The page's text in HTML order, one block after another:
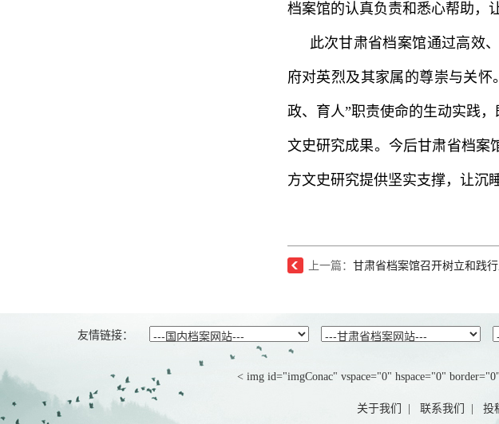
档案馆的认真负责和悉心帮助，
此次甘肃省档案馆通过高效
府对英烈及其家属的尊崇与关
政、育人”职责使命的生动实践
文史研究成果。今后甘肃省档案
方文史研究提供坚实支撑，让沉
上一篇： 甘肃省档案馆召开树立和践行
友情链接：
< img id="imgConac" vspace="0" hspace="0"
关于我们 联系我们 投